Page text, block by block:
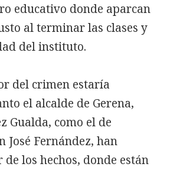
educativo donde aparcan
al terminar las clases y
del instituto.
del crimen estaría
el alcalde de Gerena,
Gualda, como el de
José Fernández, han
los hechos, donde están